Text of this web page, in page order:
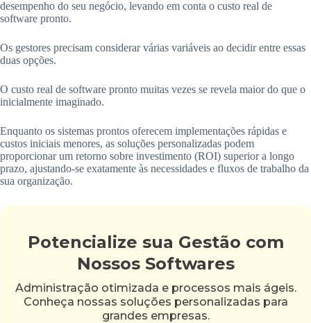
desempenho do seu negócio, levando em conta o custo real de
software pronto.
Os gestores precisam considerar várias variáveis ao decidir entre essas
duas opções.
O custo real de software pronto muitas vezes se revela maior do que o
inicialmente imaginado.
Enquanto os sistemas prontos oferecem implementações rápidas e
custos iniciais menores, as soluções personalizadas podem
proporcionar um retorno sobre investimento (ROI) superior a longo
prazo, ajustando-se exatamente às necessidades e fluxos de trabalho da
sua organização.
Potencialize sua Gestão com
Nossos Softwares
Administração otimizada e processos mais ágeis.
Conheça nossas soluções personalizadas para
grandes empresas.